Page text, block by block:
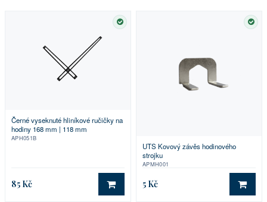
SKLADEM
Černé vyseknuté hliníkové ručičky na
hodiny 168 mm | 118 mm
APH051B
85 Kč DO KOŠÍKU
UTS Kovový závěs hodinového
strojku
APMH001
5 Kč DO